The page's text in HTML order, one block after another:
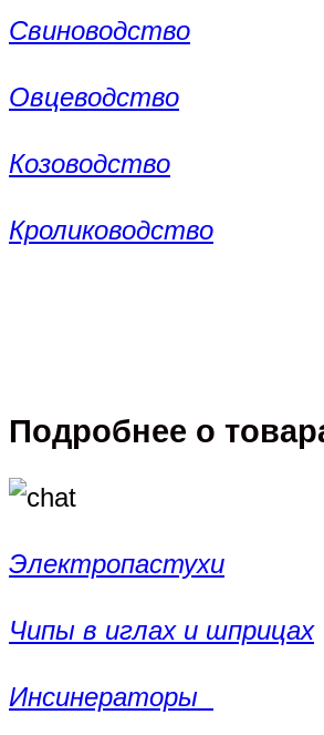
Свиноводство
Овцеводство
Козоводство
Кролиководство
Подробнее о
Электропастухи
Чипы в иглах и шприцах
Инсинераторы